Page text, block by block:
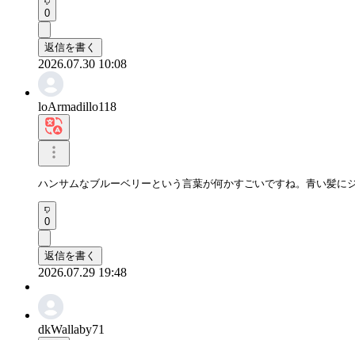
0
返信を書く
2026.07.30 10:08
loArmadillo118
ハンサムなブルーベリーという言葉が何かすごいですね。青い髪に
0
返信を書く
2026.07.29 19:48
dkWallaby71